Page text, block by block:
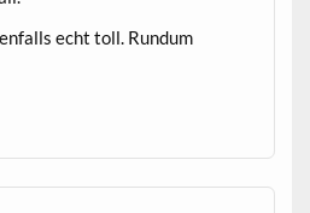
echt toll. Rundum